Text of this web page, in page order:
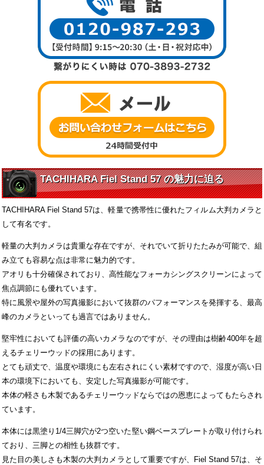
TACHIHARA Fiel Stand 57 の魅力に迫る
TACHIHARA Fiel Stand 57は、軽量で携帯性に優れたフィルム大判カメラと
して有名です。
軽量の大判カメラは貴重な存在ですが、それでいて折りたたみが可能で、組
み立ても容易な点は非常に魅力的です。
アオリも十分確保されており、高性能なフォーカシングスクリーンによって
焦点調節にも優れています。
特に風景や屋外の写真撮影において抜群のパフォーマンスを発揮する、最高
峰のカメラといっても過言ではありません。
堅牢性においても評価の高いカメラなのですが、その理由は樹齢400年を超
えるチェリーウッドの採用にあります。
とても頑丈で、温度や環境にも左右されにくい素材ですので、湿度が高い日
本の環境下においても、安定した写真撮影が可能です。
本体の軽さも木製であるチェリーウッドならではの恩恵によってもたらされ
ています。
本体には黒塗り1/4三脚穴が2つ空いた堅い鋼ベースプレートが取り付けられ
ており、三脚との相性も抜群です。
見た目の美しさも木製の大判カメラとして重要ですが、Fiel Stand 57は、そ